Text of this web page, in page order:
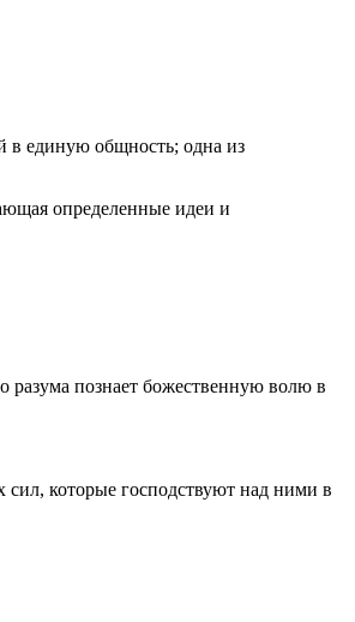
в единую общность; одна из
определенные идеи и
разума познает божественную волю в
сил, которые господствуют над ними в